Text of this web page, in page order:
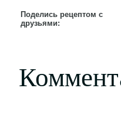
Поделись рецептом с
друзьями: